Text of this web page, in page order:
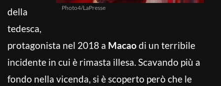
Photo4/LaPresse
della
tedesca,
protagonista nel 2018 a Macaodi un terribile
incidente in cui è rimasta illesa. Scavando più a
fondo nella vicenda, si è scoperto però che le